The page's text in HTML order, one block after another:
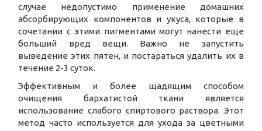
случае недопустимо применение домашних
абсорбирующих компонентов и укуса, которые в
сочетании с этими пигментами могут нанести еще
больший вред вещи. Важно не запустить
выведение этих пятен, и постараться удалить их в
течение 2-3 суток.
Эффективным и более щадящим способом
очищения бархатистой ткани является
использование слабого спиртового раствора. Этот
метод часто используется для ухода за цветными